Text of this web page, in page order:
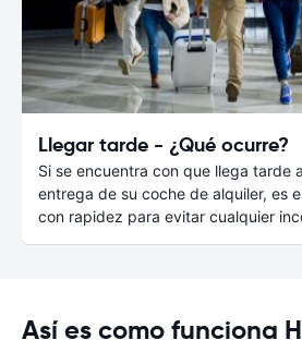
Llegar tarde - ¿Qué ocurre?
Si se encuentra con que llega tarde
entrega de su coche de alquiler, es
con rapidez para evitar cualquier
Así es como funciona